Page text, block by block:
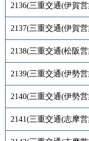
2136(三重交通(伊賀
2137(三重交通(伊賀
2138(三重交通(松阪
2139(三重交通(伊勢
2140(三重交通(伊勢
2141(三重交通(志摩